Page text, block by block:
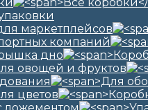
маркетплейсов
компаний
дно
овощей и фруктов
цветов